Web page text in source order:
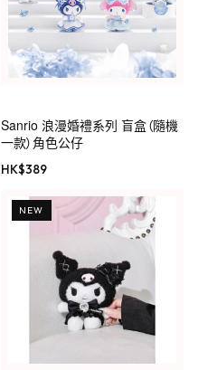
Sanrio 浪漫婚禮系列 盲盒（隨機
一款）角色公仔
HK$389
NEW